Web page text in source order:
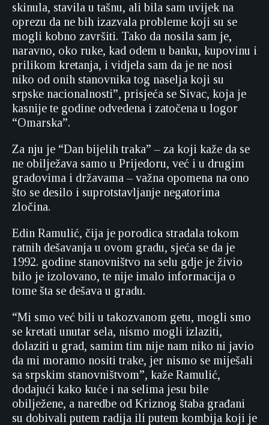
skinula, stavila u tašnu, ali bila sam uvijek na
oprezu da ne bih izazvala probleme koji su se
mogli kobno završiti. Tako da nosila sam je,
naravno, oko ruke, kad odem u banku, kupovinu i
prilikom kretanja, i vidjela sam da je ne nosi
niko od onih stanovnika tog naselja koji su
srpske nacionalnosti”, prisjeća se Sivac, koja je
kasnije te godine odvedena i zatočena u logor
“Omarska”.
Za nju je “Dan bijelih traka” – za koji kaže da se
ne obilježava samo u Prijedoru, već i u drugim
gradovima i državama – važna opomena na ono
što se desilo i suprotstavljanje negatorima
zločina.
Edin Ramulić, čija je porodica stradala tokom
ratnih dešavanja u ovom gradu, sjeća se da je
1992. godine stanovništvo na selu gdje je živio
bilo je izolovano, te nije imalo informacija o
tome šta se dešava u gradu.
“Mi smo već bili u takozvanom getu, mogli smo
se kretati unutar sela, nismo mogli izlaziti,
dolaziti u grad, samim tim nije nam niko ni javio
da mi moramo nositi trake, jer nismo se miješali
sa srpskim stanovništvom”, kaže Ramulić,
dodajući kako kuće i na selima jesu bile
obilježene, a naredbe od Kriznog štaba građani
su dobivali putem radija ili putem kombija koji je